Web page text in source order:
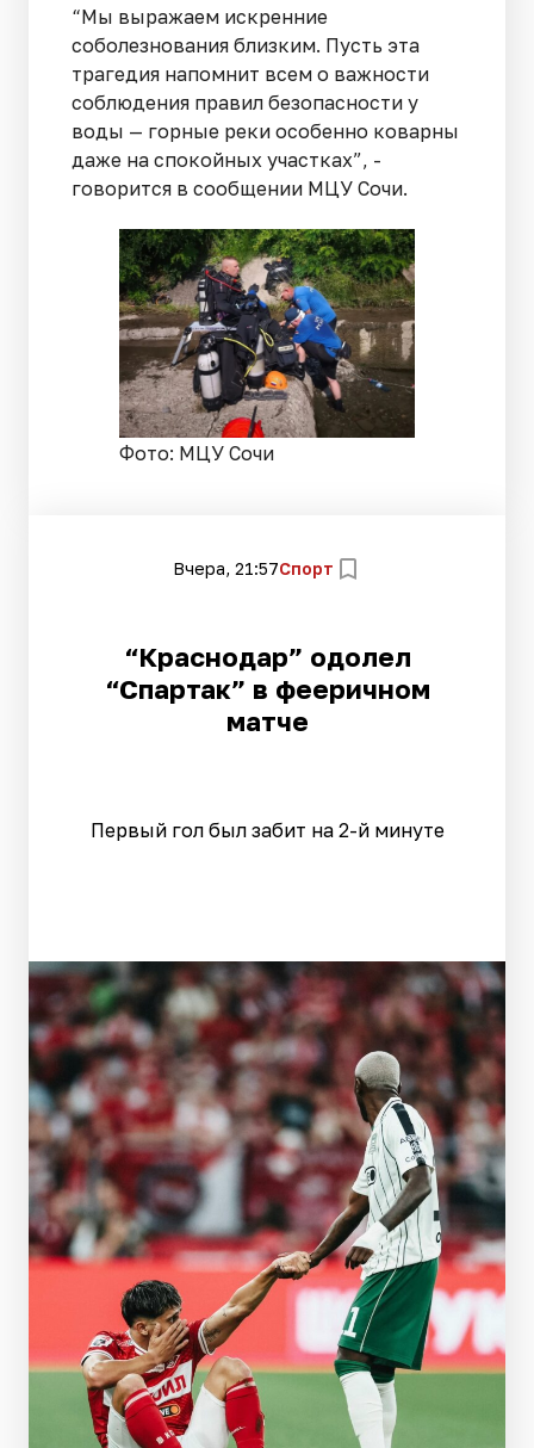
“Мы выражаем искренние
соболезнования близким. Пусть эта
трагедия напомнит всем о важности
соблюдения правил безопасности у
воды — горные реки особенно коварны
даже на спокойных участках”, -
говорится в сообщении МЦУ Сочи.
Фото: МЦУ Сочи
Вчера, 21:57Спорт
“Краснодар” одолел
“Спартак” в фееричном
матче
Первый гол был забит на 2-й минуте